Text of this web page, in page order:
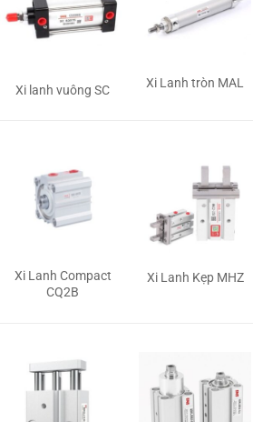
Xi lanh vuông SC Xi Lanh tròn MAL
Xi Lanh Compact
CQ2B
Xi Lanh Kẹp MHZ